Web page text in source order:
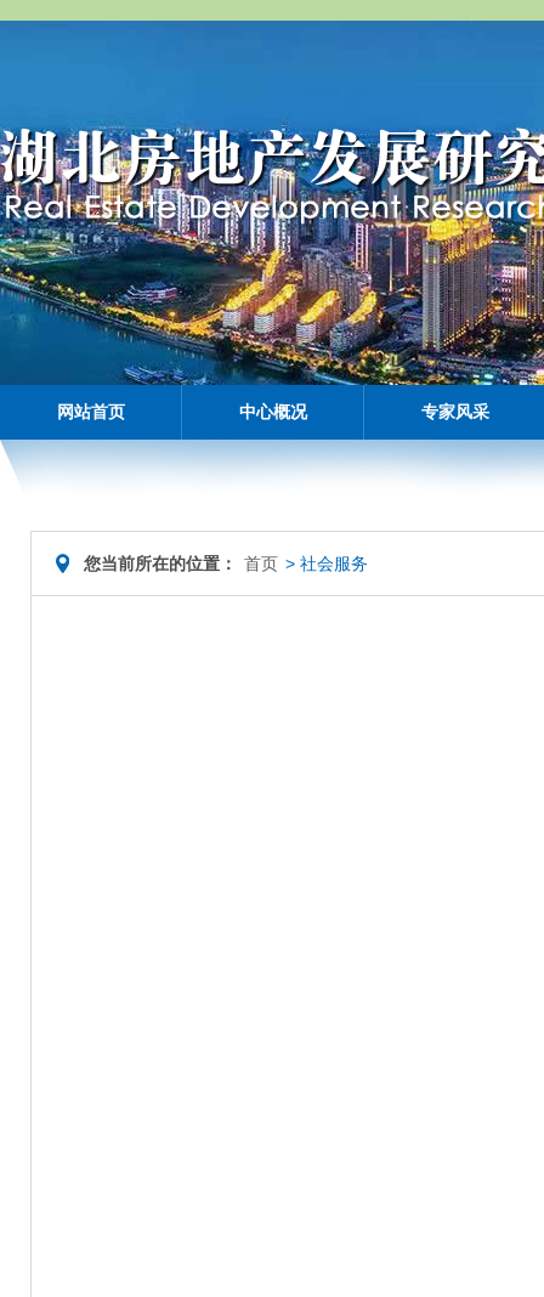
网站首页 中心概况 专家风采
您当前所在的位置： 首页 > 社会服务